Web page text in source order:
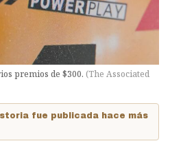
premios de $300. (The Associated
fue publicada hace más